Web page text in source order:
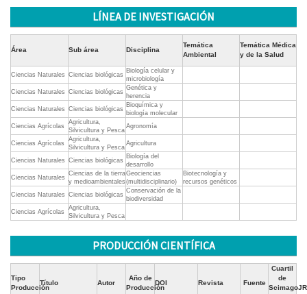
LÍNEA DE INVESTIGACIÓN
Área Sub área Disciplina
Temática
Ambiental
Temática Médica
y de la Salud
Ciencias Naturales Ciencias biológicas
Biología celular y
microbiología
Ciencias Naturales Ciencias biológicas
Genética y
herencia
Ciencias Naturales Ciencias biológicas
Bioquímica y
biología molecular
Ciencias Agrícolas
Agricultura,
Silvicultura y Pesca
Agronomía
Ciencias Agrícolas
Agricultura,
Silvicultura y Pesca
Agricultura
Ciencias Naturales Ciencias biológicas
Biología del
desarrollo
Ciencias Naturales
Ciencias de la tierra
y medioambientales
Geociencias
(multidisciplinario)
Biotecnología y
recursos genéticos
Ciencias Naturales Ciencias biológicas
Conservación de la
biodiversidad
Ciencias Agrícolas
Agricultura,
Silvicultura y Pesca
PRODUCCIÓN CIENTÍFICA
Tipo
Producción
Título Autor
Año de
Producción
DOI Revista Fuente
Cuartil
de
ScimagoJR